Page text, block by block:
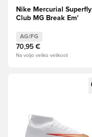
Nike Mercurial Superfly
Club MG Break Em'
AG/FG
70,95 €
Na voljo veliko velikosti
Odpre Modal za